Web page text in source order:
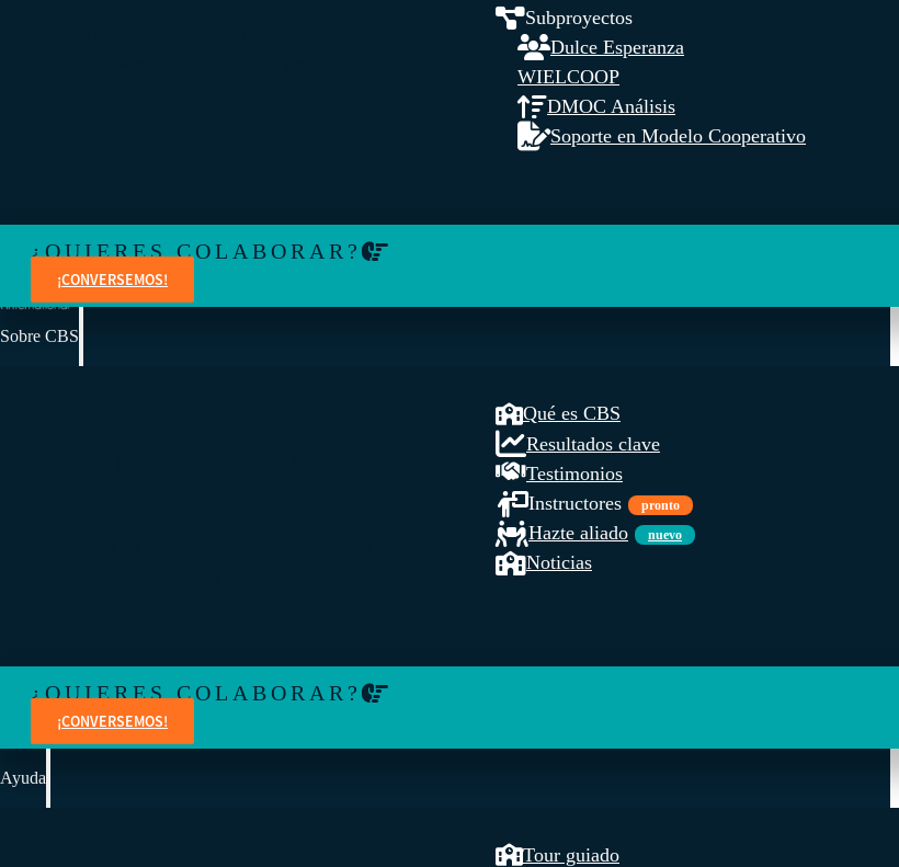
Subproyectos
Dulce Esperanza
WIELCOOP
DMOC Análisis
Soporte en Modelo Cooperativo
¿QUIERES COLABORAR?
¡CONVERSEMOS!
Sobre CBS
Qué es CBS
Resultados clave
Testimonios
Instructores
pronto
Hazte aliado nuevo
Noticias
¿QUIERES COLABORAR?
¡CONVERSEMOS!
Ayuda
Tour guiado